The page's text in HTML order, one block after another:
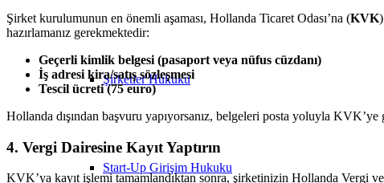
Şirketler Hukuku
Start-Up Girişim Hukuku
Şirket kurulumunun en önemli aşaması, Hollanda Ticaret Odası’na (KVK
hazırlamanız gerekmektedir:
Geçerli kimlik belgesi (pasaport veya nüfus cüzdanı)
İş adresi kira/satış sözleşmesi
Tescil ücreti (75 euro)
Hollanda dışından başvuru yapıyorsanız, belgeleri posta yoluyla
4. Vergi Dairesine Kayıt Yaptırın
KVK’ya kayıt işlemi tamamlandıktan sonra, şirketinizin Hollanda Vergi